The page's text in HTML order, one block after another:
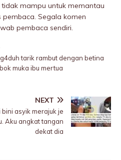
mampu untuk memantau
Segala komen
pembaca sendiri.
tarik rambut dengan betina
muka ibu mertua
NEXT
asyik merajuk je
Aku angkat tangan
dekat dia